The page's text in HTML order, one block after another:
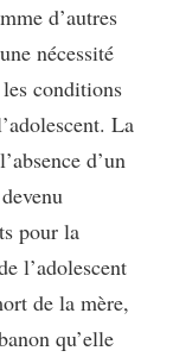
d’autres
nécessité
conditions
La
d’un
pour la
l’adolescent
de la mère,
qu’elle